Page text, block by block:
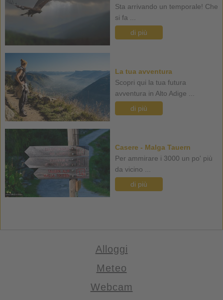
Sta arrivando un temporale! Che
si fa ...
di più
La tua avventura
Scopri qui la tua futura
avventura in Alto Adige ...
di più
Casere - Malga Tauern
Per ammirare i 3000 un po' più
da vicino ...
di più
Alloggi
Meteo
Webcam